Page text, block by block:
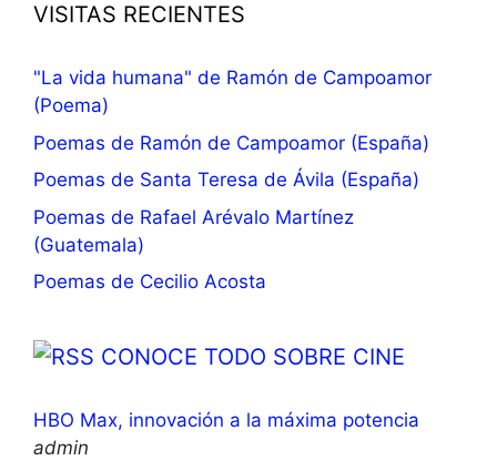
VISITAS RECIENTES
"La vida humana" de Ramón de Campoamor
(Poema)
Poemas de Ramón de Campoamor (España)
Poemas de Santa Teresa de Ávila (España)
Poemas de Rafael Arévalo Martínez
(Guatemala)
Poemas de Cecilio Acosta
CONOCE TODO SOBRE CINE
HBO Max, innovación a la máxima potencia
admin